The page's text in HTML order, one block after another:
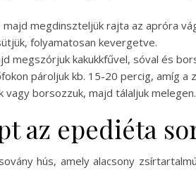
megdinszteljük rajta az apróra
folyamatosan kevergetve.
megszórjuk kakukkfűvel, sóval és
pároljuk kb. 15-20 percig, amíg a
borsozzuk, majd tálaljuk melegen.
az epediéta
hús, amely alacsony